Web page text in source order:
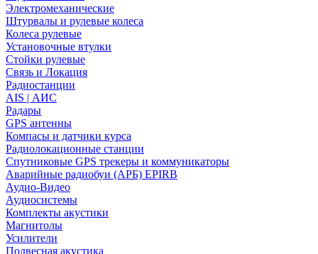
Электромеханические
Штурвалы и рулевые колеса
Колеса рулевые
Установочные втулки
Стойки рулевые
Связь и Локация
Радиостанции
AIS | АИС
Радары
GPS антенны
Компасы и датчики курса
Радиолокационные станции
Спутниковые GPS трекеры и коммуникаторы
Аварийные радиобуи (АРБ) EPIRB
Аудио-Видео
Аудиосистемы
Комплекты акустики
Магнитолы
Усилители
Подвесная акустика